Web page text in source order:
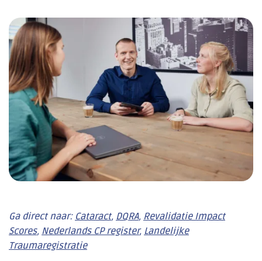
Ga direct naar: Cataract, DQRA, Revalidatie Impact
Scores, Nederlands CP register, Landelijke
Traumaregistratie